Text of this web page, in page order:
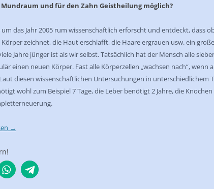
und für den Zahn Geistheilung möglich?
das Jahr 2005 rum wissenschaftlich erforscht und entdeckt, dass
zeichnet, die Haut erschlafft, die Haare ergrauen usw. ein
Jahre jünger ist als wir selbst. Tatsächlich hat der Mensch alle
einen neuen Körper. Fast alle Körperzellen „wachsen nach“, wenn
diesen wissenschaftlichen Untersuchungen in unterschiedlichem
wohl zum Beispiel 7 Tage, die Leber benötigt 2 Jahre, die Knochen
→